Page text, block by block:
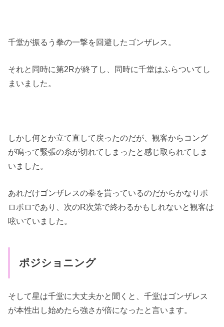
千堂が振るう拳の一撃を回避したゴンザレス。
それと同時に第2Rが終了し、同時に千堂はふらついてし
まいました。
しかし何とか立て直して戻ったのだが、観客からコング
が鳴って緊張の糸が切れてしまったと感じ取られてしま
いました。
あれだけゴンザレスの拳を貰っているのだからかなりボ
ロボロであり、次のR次第で終わるかもしれないと観客は
呟いていました。
ポジショニング
そして星は千堂に大丈夫かと聞くと、千堂はゴンザレス
が本性出し始めたら強さが倍になったと言います。